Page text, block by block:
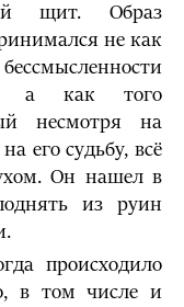
щит. Образ
не как
а как того
несмотря на
его судьбу, всё
Он нашел в
из руин
происходило
в том числе и